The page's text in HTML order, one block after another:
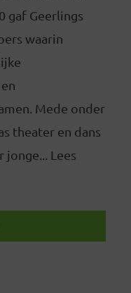
gaf Geerlings
waarin
Mede onder
theater en dans
jonge... Lees